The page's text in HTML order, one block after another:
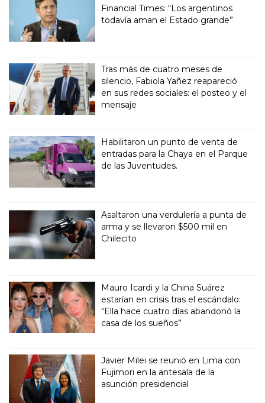
Financial Times: “Los argentinos
todavía aman el Estado grande”
Tras más de cuatro meses de
silencio, Fabiola Yañez reapareció
en sus redes sociales: el posteo y el
mensaje
Habilitaron un punto de venta de
entradas para la Chaya en el Parque
de las Juventudes.
Asaltaron una verdulería a punta de
arma y se llevaron $500 mil en
Chilecito
Mauro Icardi y la China Suárez
estarían en crisis tras el escándalo:
“Ella hace cuatro días abandonó la
casa de los sueños”
Javier Milei se reunió en Lima con
Fujimori en la antesala de la
asunción presidencial